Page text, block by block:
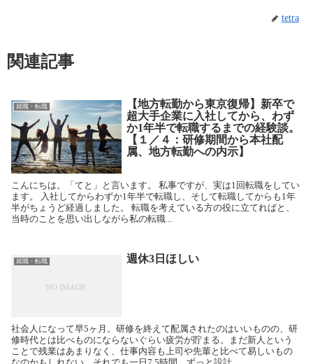
tetra
関連記事
就職・転職
【地方転勤から東京復帰】新卒で
超大手企業に入社してから、わず
か1年半で転職するまでの経験談。
【１／４：研修期間から本社配
属、地方転勤への内示】
こんにちは。「てと」と言います。 私事ですが、実は1回転職をしてい
ます。 入社してからわずか1年半で転職し、そして転職してからも1年
半がちょうど経過しました。 転職を考えている方の役に立てればと、
当時のことを思い出しながら私の転職...
就職・転職 週休3日ほしい
社会人になって早5ヶ月。研修を終えて配属されたのはいいものの、研
修時代とは比べものにならないぐらい疲労が貯まる。まだ新人という
ことで残業はあまりなく、仕事内容も上司や先輩と比べて易しいもの